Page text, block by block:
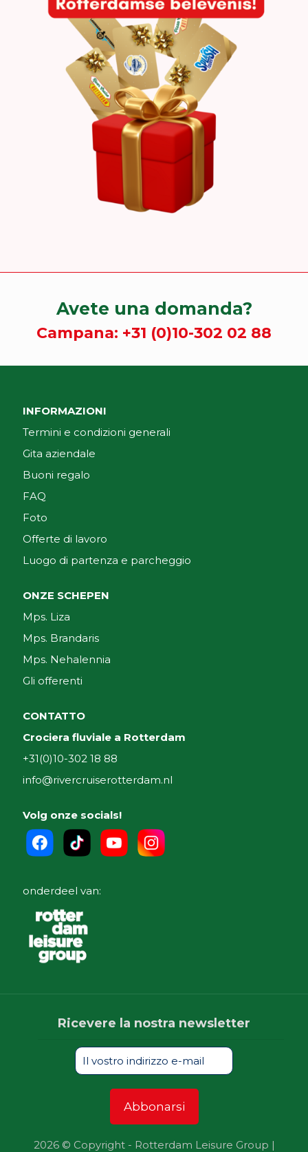
Avete una domanda?
Campana: +31 (0)10-302 02 88
INFORMAZIONI
Termini e condizioni generali
Gita aziendale
Buoni regalo
FAQ
Foto
Offerte di lavoro
Luogo di partenza e parcheggio
ONZE SCHEPEN
Mps. Liza
Mps. Brandaris
Mps. Nehalennia
Gli offerenti
CONTATTO
Crociera fluviale a Rotterdam
+31(0)10-302 18 88
info@rivercruiserotterdam.nl
Volg onze socials!
onderdeel van:
Ricevere la nostra newsletter
2026 © Copyright - Rotterdam Leisure Group |